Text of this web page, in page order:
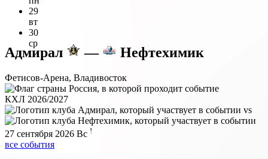
29
вт
30
ср
Адмирал — Нефтехимик
Фетисов-Арена, Владивосток
КХЛ 2026/2027
vs
27 сентября 2026 Вс !
все события